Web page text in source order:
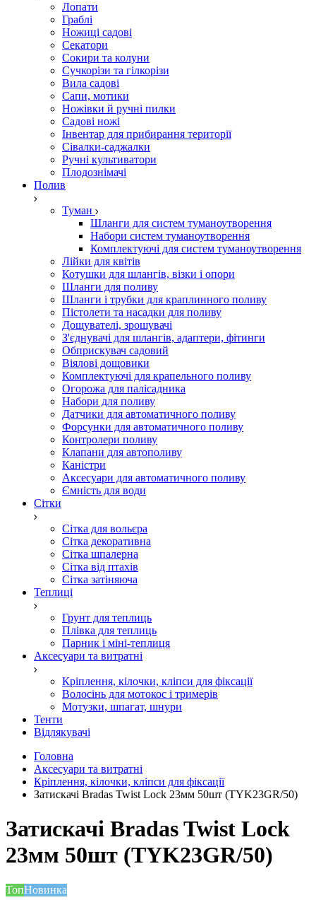
Лопати
Граблі
Ножиці садові
Секатори
Сокири та колуни
Сучкорізи та гілкорізи
Вила садові
Сапи, мотики
Ножівки й ручні пилки
Садові ножі
Інвентар для прибирання території
Сівалки-саджалки
Ручні культиватори
Плодознімачі
Полив
Туман
Шланги для систем туманоутворення
Набори систем туманоутворення
Комплектуючі для систем туманоутворення
Лійки для квітів
Котушки для шлангів, візки і опори
Шланги для поливу
Шланги і трубки для краплинного поливу
Пістолети та насадки для поливу
Дощувателі, зрошувачі
З'єднувачі для шлангів, адаптери, фітинги
Обприскувач садовий
Віялові дощовики
Комплектуючі для крапельного поливу
Огорожа для палісадника
Набори для поливу
Датчики для автоматичного поливу
Форсунки для автоматичного поливу
Контролери поливу
Клапани для автополиву
Каністри
Аксесуари для автоматичного поливу
Ємність для води
Сітки
Сітка для вольєра
Сітка декоративна
Сітка шпалерна
Сітка від птахів
Сітка затіняюча
Теплиці
Грунт для теплиць
Плівка для теплиць
Парник і міні-теплиця
Аксесуари та витратні
Кріплення, кілочки, кліпси для фіксації
Волосінь для мотокос і тримерів
Мотузки, шпагат, шнури
Тенти
Відлякувачі
Головна
Аксесуари та витратні
Кріплення, кілочки, кліпси для фіксації
Затискачі Bradas Twist Lock 23мм 50шт (TYK23GR/50)
Затискачі Bradas Twist Lock
23мм 50шт (TYK23GR/50)
ТопНовинка